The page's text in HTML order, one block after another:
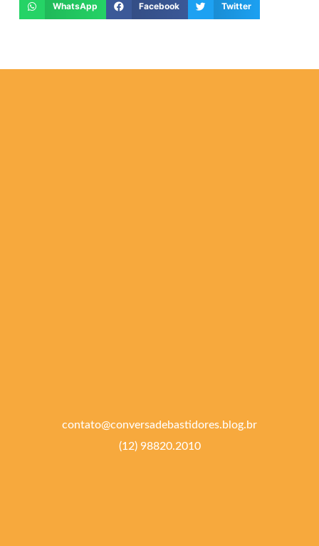
WhatsApp Facebook Twitter
contato@conversadebastidores.blog.br
(12) 98820.2010